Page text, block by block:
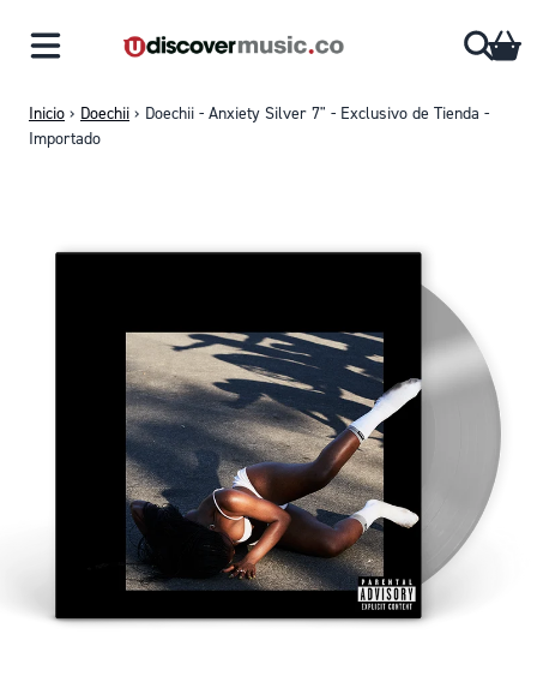
Inicio › Doechii › Doechii - Anxiety Silver 7" - Exclusivo de Tienda -
Importado